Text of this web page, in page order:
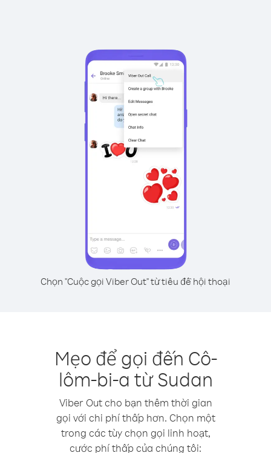
Chọn "Cuộc gọi Viber Out" từ tiêu đề hội thoại
Mẹo để gọi đến Cô-
lôm-bi-a từ Sudan
Viber Out cho bạn thêm thời gian
gọi với chi phí thấp hơn. Chọn một
trong các tùy chọn gọi linh hoạt,
cước phí thấp của chúng tôi: